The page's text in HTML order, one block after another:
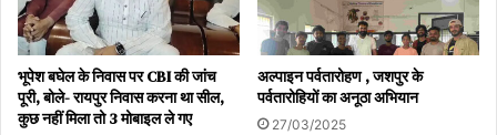
भूपेश बघेल के निवास पर CBI की जांच
पूरी, बोले- रायपुर निवास करना था सील,
कुछ नहीं मिला तो 3 मोबाइल ले गए
अल्पाइन पर्वतारोहण , जशपुर के
पर्वतारोहियों का अनूठा अभियान
27/03/2025